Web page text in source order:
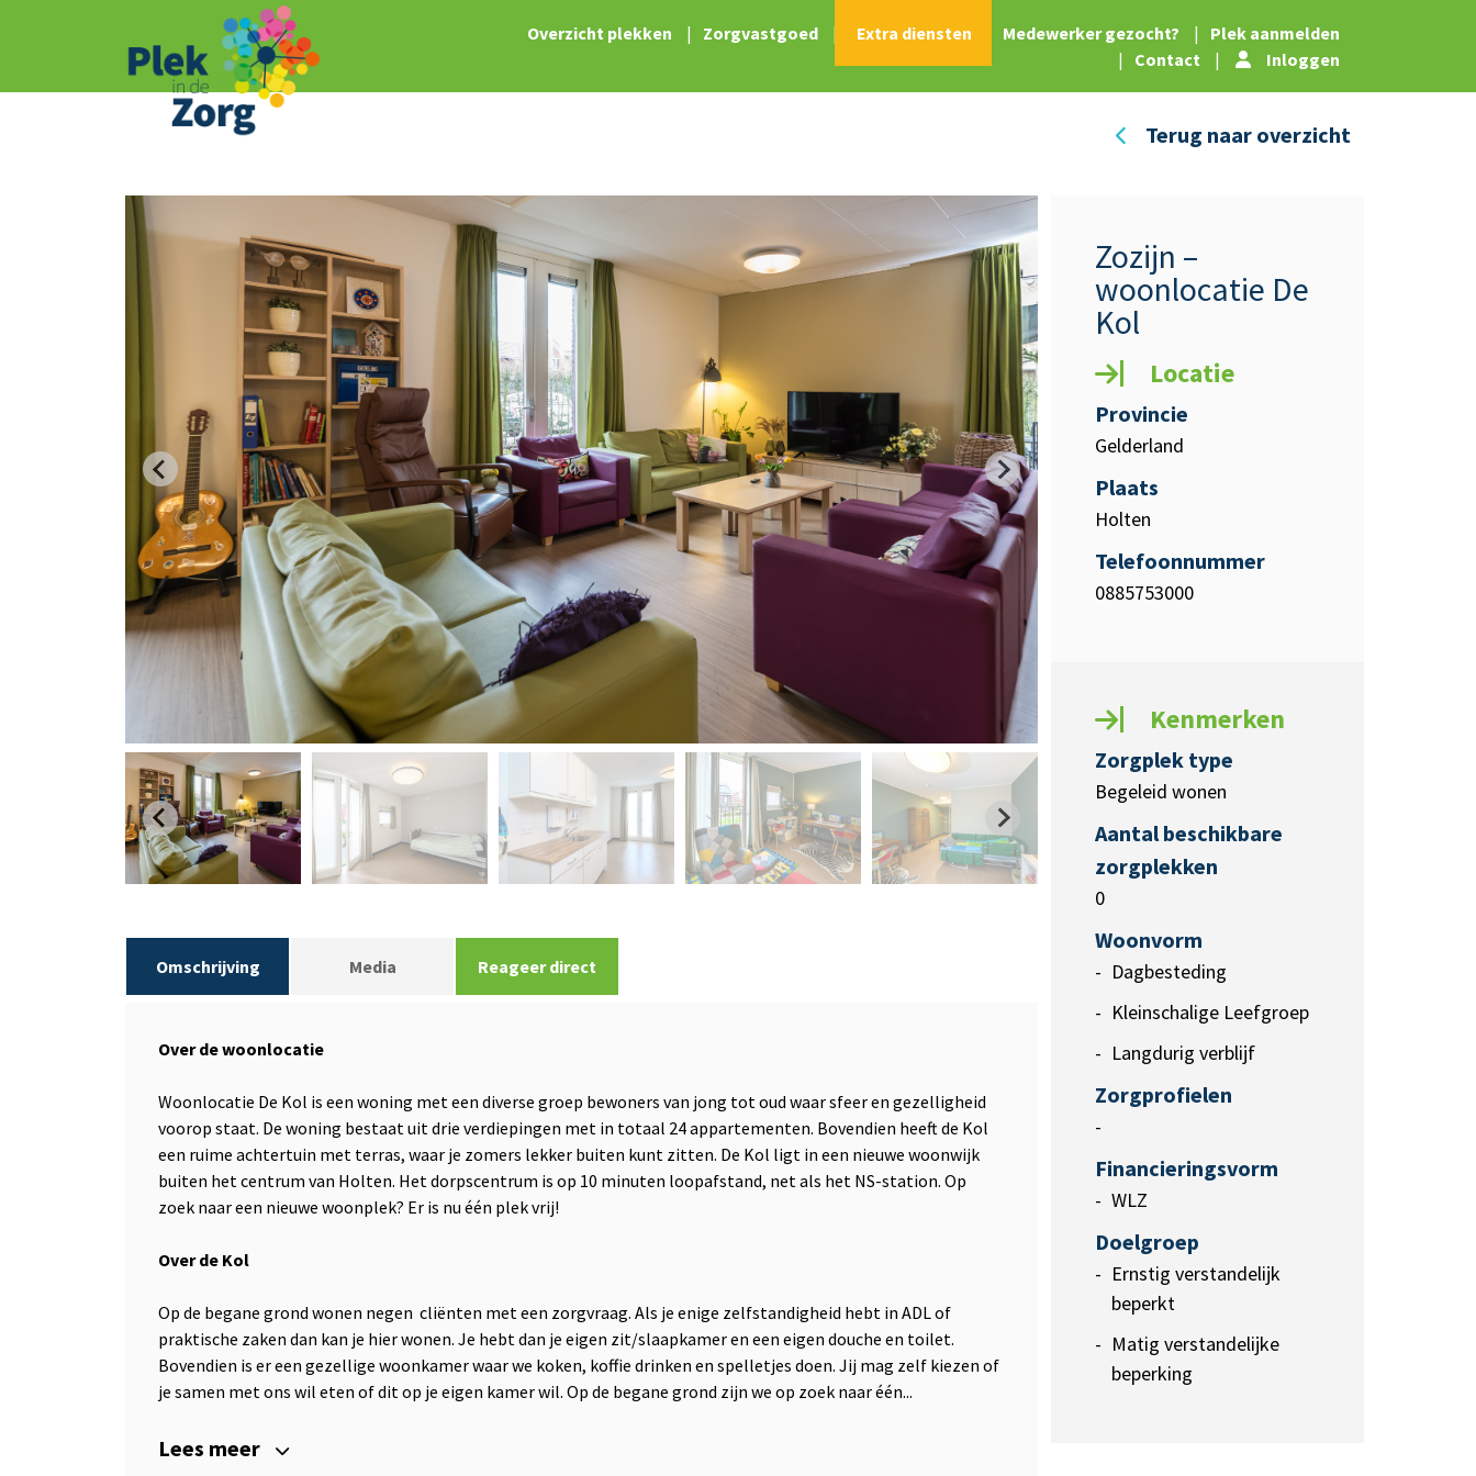
Overzicht plekken | Zorgvastgoed | Extra diensten Medewerker gezocht? |
Plek aanmelden
|
Contact | Inloggen
Terug naar overzicht
Omschrijving Media Reageer direct
Over de woonlocatie
Woonlocatie De Kol is een woning met een diverse groep bewoners van jong tot oud waar sfeer en gezelligheid
voorop staat. De woning bestaat uit drie verdiepingen met in totaal 24 appartementen. Bovendien heeft de Kol
een ruime achtertuin met terras, waar je zomers lekker buiten kunt zitten. De Kol ligt in een nieuwe woonwijk
buiten het centrum van Holten. Het dorpscentrum is op 10 minuten loopafstand, net als het NS-station. Op
zoek naar een nieuwe woonplek? Er is nu één plek vrij!
Over de Kol
Op de begane grond wonen negen cliënten met een zorgvraag. Als je enige zelfstandigheid hebt in ADL of
praktische zaken dan kan je hier wonen. Je hebt dan je eigen zit/slaapkamer en een eigen douche en toilet.
Bovendien is er een gezellige woonkamer waar we koken, koffie drinken en spelletjes doen. Jij mag zelf kiezen of
je samen met ons wil eten of dit op je eigen kamer wil. Op de begane grond zijn we op zoek naar één...
Lees meer
Zozijn –
woonlocatie De
Kol
Locatie
Provincie
Gelderland
Plaats
Holten
Telefoonnummer
0885753000
Kenmerken
Zorgplek type
Begeleid wonen
Aantal beschikbare
zorgplekken
0
Woonvorm
Dagbesteding
Kleinschalige Leefgroep
Langdurig verblijf
Zorgprofielen
-
Financieringsvorm
WLZ
Doelgroep
Ernstig verstandelijk
beperkt
Matig verstandelijke
beperking